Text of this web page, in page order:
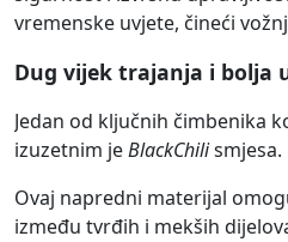
vremenske uvjete, čineći
Dug vijek trajanja i bolja
Jedan od ključnih čimbenika
izuzetnim jeBlackChilismjesa.
Ovaj napredni materijal
između tvrđih i mekših